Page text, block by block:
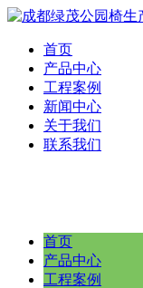
首页
产品中心
工程案例
新闻中心
关于我们
联系我们
首页
产品中心
工程案例